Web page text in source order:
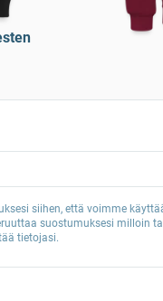
siihen, että voimme
suostumuksesi milloin
tietojasi.